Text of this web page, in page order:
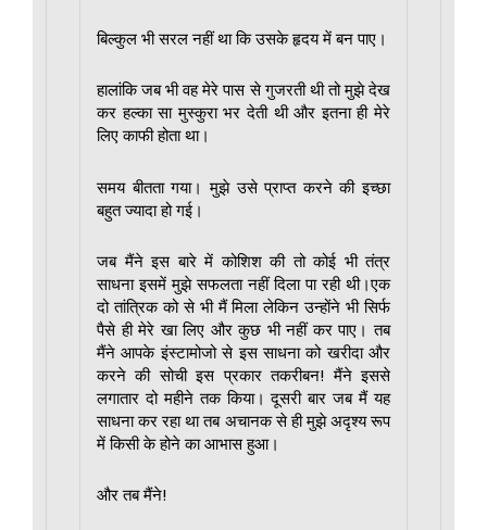
बिल्कुल भी सरल नहीं था कि उसके हृदय में बन पाए।
हालांकि जब भी वह मेरे पास से गुजरती थी तो मुझे देख
कर हल्का सा मुस्कुरा भर देती थी और इतना ही मेरे
लिए काफी होता था।
समय बीतता गया। मुझे उसे प्राप्त करने की इच्छा
बहुत ज्यादा हो गई।
जब मैंने इस बारे में कोशिश की तो कोई भी तंत्र
साधना इसमें मुझे सफलता नहीं दिला पा रही थी।एक
दो तांत्रिक को से भी मैं मिला लेकिन उन्होंने भी सिर्फ
पैसे ही मेरे खा लिए और कुछ भी नहीं कर पाए। तब
मैंने आपके इंस्टामोजो से इस साधना को खरीदा और
करने की सोची इस प्रकार तकरीबन! मैंने इससे
लगातार दो महीने तक किया। दूसरी बार जब मैं यह
साधना कर रहा था तब अचानक से ही मुझे अदृश्य रूप
में किसी के होने का आभास हुआ।
और तब मैंने!